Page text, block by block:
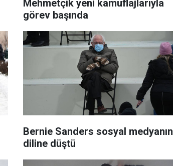
Mehmetçik yeni kamuflajlarıyla
görev başında
Bernie Sanders sosyal medyanın
diline düştü